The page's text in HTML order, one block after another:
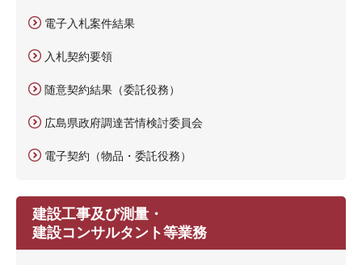
電子入札案件結果
入札契約要領
随意契約結果（委託役務）
広島県政府調達苦情検討委員会
電子契約（物品・委託役務）
建設工事及び測量・
建設コンサルタント等業務